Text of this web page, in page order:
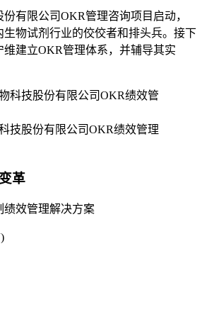
份有限公司OKR管理咨询项目启动，
物试剂行业的佼佼者和排头兵。接下
建立OKR管理体系，并辅导其实
技股份有限公司OKR绩效管理
革
绩效管理解决方案